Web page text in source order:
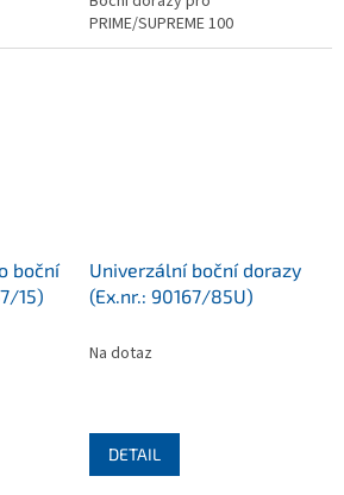
PRIME/SUPREME 100
boční
15)
Univerzální boční dorazy
(Ex.nr.: 90167/85U)
Na dotaz
DETAIL